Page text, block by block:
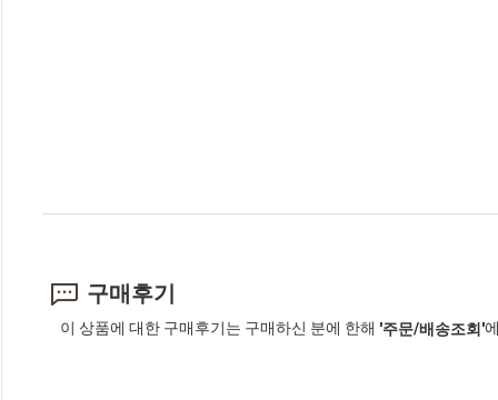
구매후기
이 상품에 대한 구매후기는 구매하신 분에 한해 '주문/배송조회'